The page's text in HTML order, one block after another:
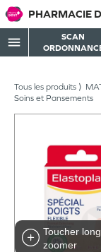
PHARMACIE
menu
SCAN
Tous les produits
Soins et Pansements
Toucher
zoomer